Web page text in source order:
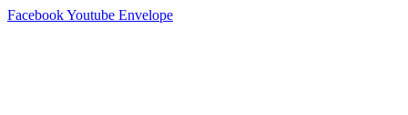
FacebookYoutube Envelope